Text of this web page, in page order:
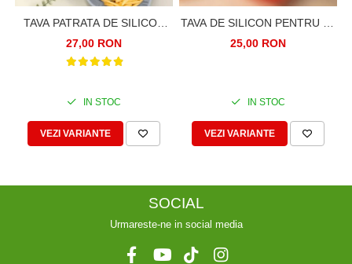
TAVA PATRATA DE SILICON
PENTRU FRITEUZA CU AER
CALD, AIRFRYER, 20CM.
27,00 RON
IN STOC
VEZI VARIANTE
TAVA DE SILICON PENTRU 10
BARE DE GHEATA
25,00 RON
IN STOC
VEZI VARIANTE
SOCIAL
Urmareste-ne in social media